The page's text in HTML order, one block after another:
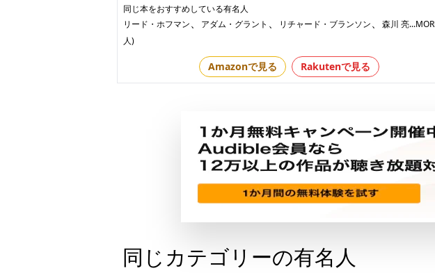
同じ本をおすすめしている有名人
リード・ホフマン、 アダム・グラント 、 リチャード・ブランソン、 森川 亮
人)
Amazonで見る Rakutenで見る
同じカテゴリーの有名人